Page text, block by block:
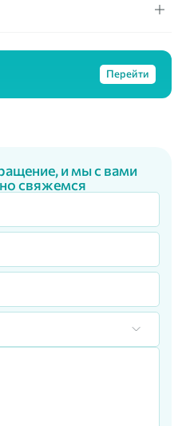
Перейти
и мы с вами
свяжемся